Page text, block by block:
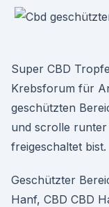
Super CBD
Krebsforum für
geschützten
und scrolle
freigeschaltet bist.
Geschützter
Hanf, CBD CBD